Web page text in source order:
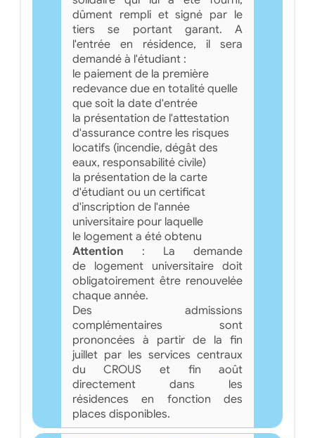
dûment rempli et signé par le
tiers se portant garant. A
l'entrée en résidence, il sera
demandé à l'étudiant :
le paiement de la première
redevance due en totalité quelle
que soit la date d'entrée
la présentation de l'attestation
d'assurance contre les risques
locatifs (incendie, dégât des
eaux, responsabilité civile)
la présentation de la carte
d'étudiant ou un certificat
d'inscription de l'année
universitaire pour laquelle
le logement a été obtenu
Attention : La demande
de logement universitaire doit
obligatoirement être renouvelée
chaque année.
Des admissions
complémentaires sont
prononcées à partir de la fin
juillet par les services centraux
du CROUS et fin août
directement dans les
résidences en fonction des
places disponibles.